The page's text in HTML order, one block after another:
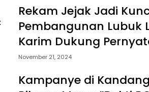
Rekam Jejak Jadi
Pembangunan Lubuk
Karim Dukung
November 21, 2024
Kampanye di